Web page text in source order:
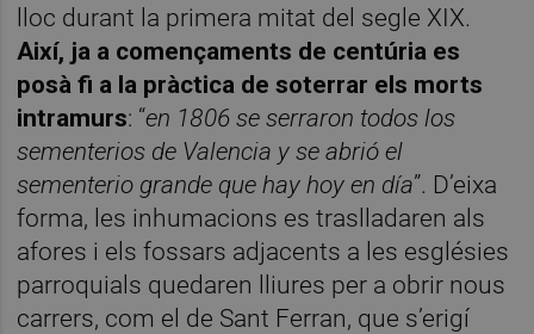
lloc durant la primera mitat del segle XIX.
Així, ja a començaments de centúria es
posà fi a la pràctica de soterrar els morts
intramurs: “en 1806 se serraron todos los
sementerios de Valencia y se abrió el
sementerio grande que hay hoy en día”. D’eixa
forma, les inhumacions es traslladaren als
afores i els fossars adjacents a les esglésies
parroquials quedaren lliures per a obrir nous
carrers, com el de Sant Ferran, que s’erigí